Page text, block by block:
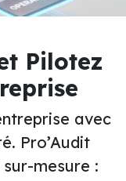
Pilotez
avec
Pro’Audit
mesure :